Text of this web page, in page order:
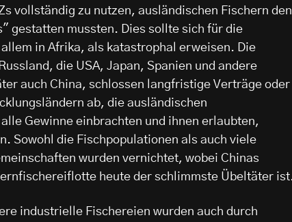
vollständig zu nutzen, ausländischen Fischern den
gestatten mussten. Dies sollte sich für die
in Afrika, als katastrophal erweisen. Die
die USA, Japan, Spanien und andere
auch China, schlossen langfristige Verträge oder
ab, die ausländischen
Gewinne einbrachten und ihnen erlaubten,
Sowohl die Fischpopulationen als auch viele
wurden vernichtet, wobei Chinas
heute der schlimmste Übeltäter
industrielle Fischereien wurden auch durch